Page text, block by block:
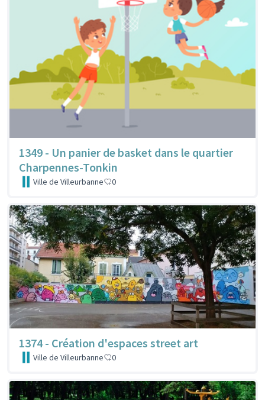
1349 - Un panier de basket dans le quartier
Charpennes-Tonkin
Ville de Villeurbanne 0
1374 - Création d'espaces street art
Ville de Villeurbanne 0